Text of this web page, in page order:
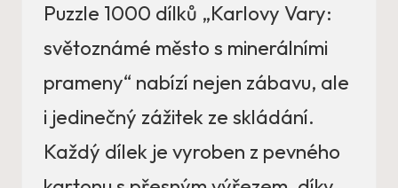
Puzzle 1000 dílků „Karlovy Vary:
světoznámé město s minerálními
prameny“ nabízí nejen zábavu, ale
i jedinečný zážitek ze skládání.
Každý dílek je vyroben z pevného